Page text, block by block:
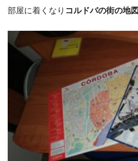
部屋に着くなり コルドバの街の地